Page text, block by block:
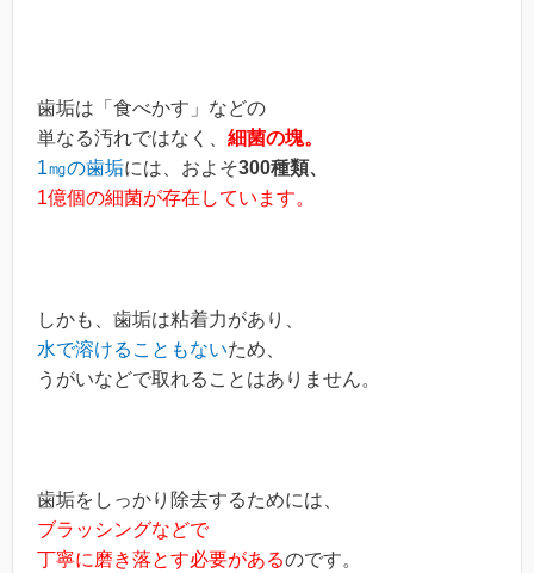
歯垢は「食べかす」などの
単なる汚れではなく、 細菌の塊。
1㎎の歯垢には、およそ300種類、
1億個の細菌が存在しています。
しかも、歯垢は粘着力があり、
水で溶けることもないため、
うがいなどで取れることはありません。
歯垢をしっかり除去するためには、
ブラッシングなどで
丁寧に磨き落とす必要があるのです。